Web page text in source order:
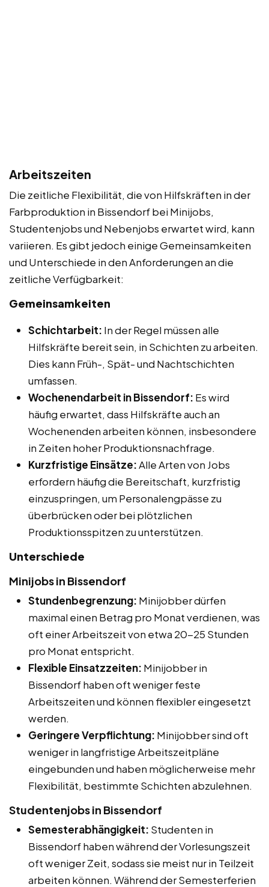
Arbeitszeiten
Die zeitliche Flexibilität, die von Hilfskräften in der
Farbproduktion in Bissendorf bei Minijobs,
Studentenjobs und Nebenjobs erwartet wird, kann
variieren. Es gibt jedoch einige Gemeinsamkeiten
und Unterschiede in den Anforderungen an die
zeitliche Verfügbarkeit:
Gemeinsamkeiten
Schichtarbeit: In der Regel müssen alle
Hilfskräfte bereit sein, in Schichten zu arbeiten.
Dies kann Früh-, Spät- und Nachtschichten
umfassen.
Wochenendarbeit in Bissendorf: Es wird
häufig erwartet, dass Hilfskräfte auch an
Wochenenden arbeiten können, insbesondere
in Zeiten hoher Produktionsnachfrage.
Kurzfristige Einsätze:Alle Arten von Jobs
erfordern häufig die Bereitschaft, kurzfristig
einzuspringen, um Personalengpässe zu
überbrücken oder bei plötzlichen
Produktionsspitzen zu unterstützen.
Unterschiede
Minijobs in Bissendorf
Stundenbegrenzung: Minijobber dürfen
maximal einen Betrag pro Monat verdienen, was
oft einer Arbeitszeit von etwa 20-25 Stunden
pro Monat entspricht.
Flexible Einsatzzeiten: Minijobber in
Bissendorf haben oft weniger feste
Arbeitszeiten und können flexibler eingesetzt
werden.
Geringere Verpflichtung: Minijobber sind oft
weniger in langfristige Arbeitszeitpläne
eingebunden und haben möglicherweise mehr
Flexibilität, bestimmte Schichten abzulehnen.
Studentenjobs in Bissendorf
Semesterabhängigkeit: Studenten in
Bissendorf haben während der Vorlesungszeit
oft weniger Zeit, sodass sie meist nur in Teilzeit
arbeiten können. Während der Semesterferien